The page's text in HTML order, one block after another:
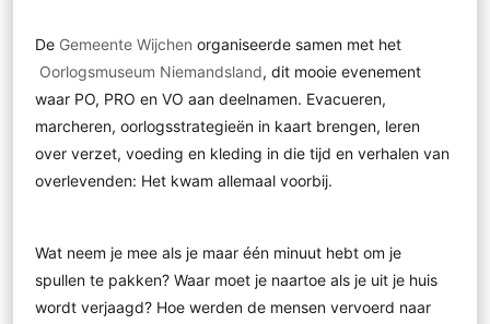
De Gemeente Wijchen organiseerde samen met het
Oorlogsmuseum Niemandsland, dit mooie evenement
waar PO, PRO en VO aan deelnamen. Evacueren,
marcheren, oorlogsstrategieën in kaart brengen, leren
over verzet, voeding en kleding in die tijd en verhalen van
overlevenden: Het kwam allemaal voorbij.
Wat neem je mee als je maar één minuut hebt om je
spullen te pakken? Waar moet je naartoe als je uit je huis
wordt verjaagd? Hoe werden de mensen vervoerd naar